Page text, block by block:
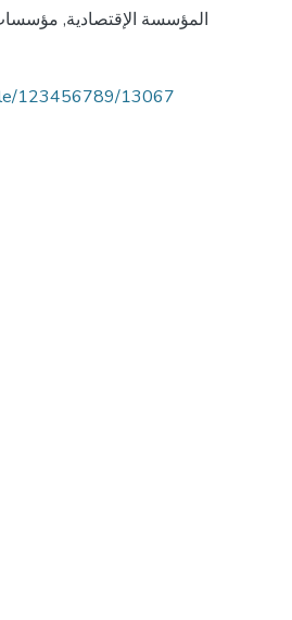
المؤسسة الإقتصادية, مؤسسات
123456789/13067